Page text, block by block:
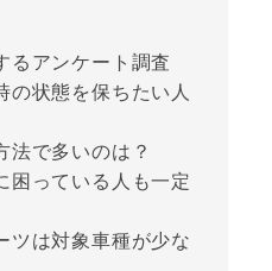
るアンケート調査
の状態を保ちたい人
法で多いのは？
困っている人も一定
ツは対象車種が少な